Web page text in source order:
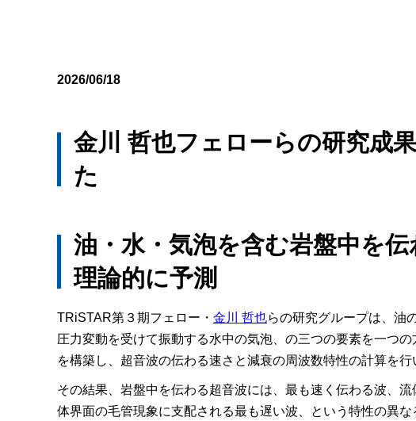
2026/06/18
金川 哲也フェローらの研究成
た
油・水・気泡を含む岩盤中を
理論的に予測
TRiSTAR第３期フェロー・ 金川 哲也らの研究グループは、油
圧力変動を受けて振動する水中の気泡、の三つの要素を一つ
を構築し、超音波の伝わる速さと減衰の周波数特性の計算を行
その結果、岩盤中を伝わる超音波には、最も速く伝わる波、
体界面の毛管現象に支配される最も遅い波、という特性の異